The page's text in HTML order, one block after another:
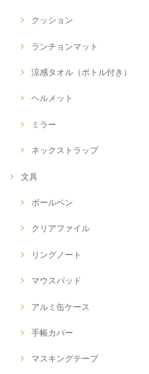
クッション
ランチョンマット
涼感タオル（ボトル付き）
ヘルメット
ミラー
ネックストラップ
文具
ボールペン
クリアファイル
リングノート
マウスパッド
アルミ缶ケース
手帳カバー
マスキングテープ